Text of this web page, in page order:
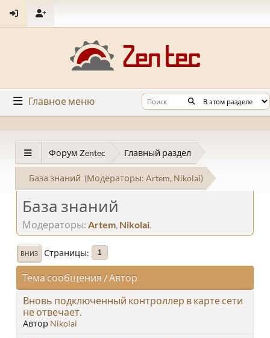
Главное меню
Форум Zentec Главный раздел
База знаний (Модераторы: Artem, Nikolai)
База знаний
Модераторы: Artem Nikolai
ВНИЗ Страницы 1
Тема сообщения / Автор
Вновь подключенный контроллер в карте сети
не отвечает.
Автор Nikolai